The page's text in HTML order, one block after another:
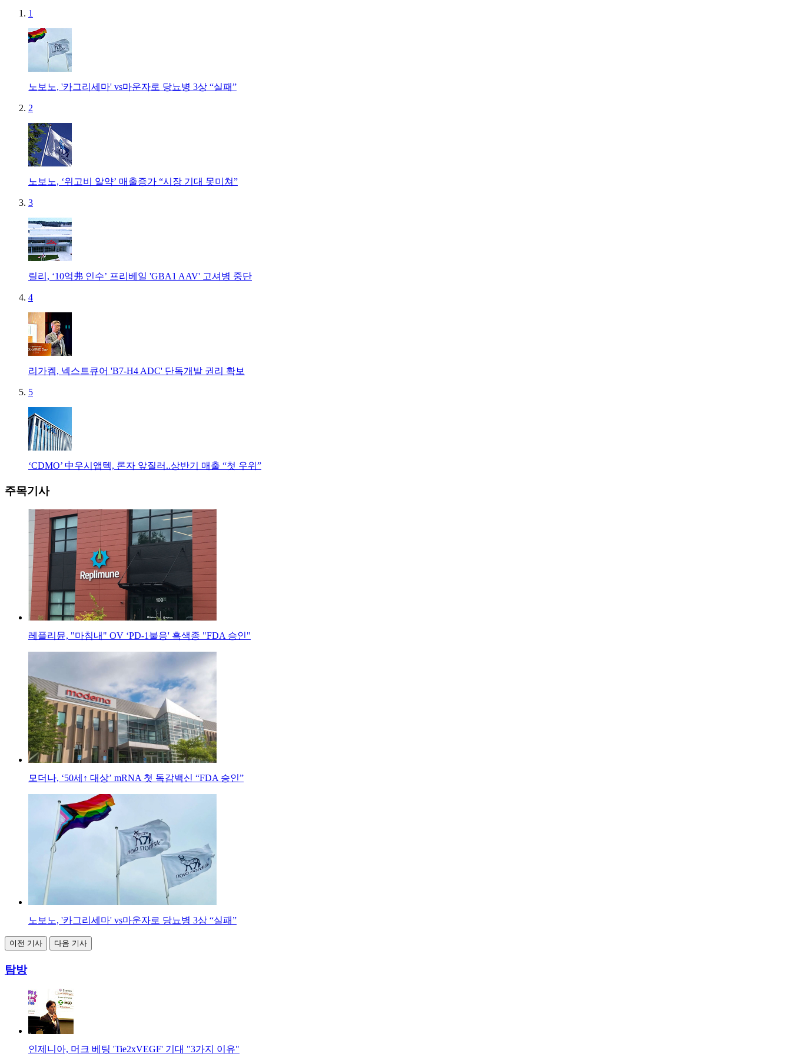
1
노보노, '카그리세마' vs마운자로 당뇨병 3상 “실패”
2
노보노, ‘위고비 알약’ 매출증가 “시장 기대 못미쳐”
3
릴리, ‘10억弗 인수’ 프리베일 'GBA1 AAV' 고셔병 중단
4
리가켐, 넥스트큐어 'B7-H4 ADC' 단독개발 권리 확보
5
‘CDMO’ 中우시앱텍, 론자 앞질러..상반기 매출 “첫 우위”
주목기사
레플리뮨, "마침내" OV ‘PD-1불응' 흑색종 "FDA 승인"
모더나, ‘50세↑ 대상’ mRNA 첫 독감백신 “FDA 승인”
노보노, '카그리세마' vs마운자로 당뇨병 3상 “실패”
이전 기사 다음 기사
탐방
인제니아, 머크 베팅 'Tie2xVEGF' 기대 "3가지 이유"